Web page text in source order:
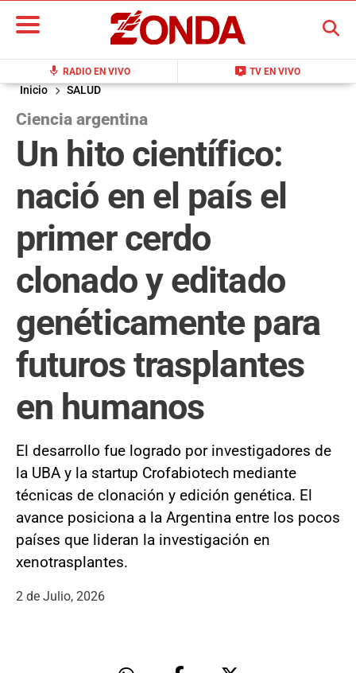
mic RADIO EN VIVO live_tv TV EN VIVO
BUSCAR
Inicio SALUD
Ciencia argentina
Un hito científico:
nació en el país el
primer cerdo
clonado y editado
genéticamente para
futuros trasplantes
en humanos
El desarrollo fue logrado por investigadores de
la UBA y la startup Crofabiotech mediante
técnicas de clonación y edición genética. El
avance posiciona a la Argentina entre los pocos
países que lideran la investigación en
xenotrasplantes.
2 de Julio, 2026